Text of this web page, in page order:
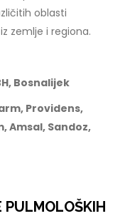
oblasti
zemlje i regiona.
Bosnalijek
Providens,
Amsal, Sandoz,
PULMOLOŠKIH